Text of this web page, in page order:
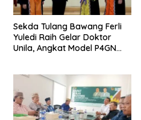
Sekda Tulang Bawang Ferli
Yuledi Raih Gelar Doktor
Unila, Angkat Model P4GN